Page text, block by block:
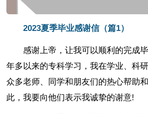
2023夏季毕业感谢信（篇1）
感谢上帝，让我可以顺利的完成
年多以来的专科学习，我在学业、科
众多老师、同学和朋友们的热心帮助
此，我要向他们表示我诚挚的谢意!